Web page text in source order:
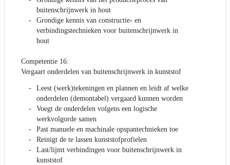
buitenschrijnwerk in hout
Grondige kennis van constructie- en
verbindingstechnieken voor buitenschrijnwerk in
hout
Competentie 16:
Vergaart onderdelen van buitenschrijnwerk in kunststof
Leest (werk)tekeningen en plannen en leidt af welke
onderdelen (demontabel) vergaard kunnen worden
Voegt de onderdelen volgens een logische
werkvolgorde samen
Past manuele en machinale opspantechnieken toe
Reinigt de te lassen kunststofprofielen
Last/lijmt verbindingen voor buitenschrijnwerk in
kunststof